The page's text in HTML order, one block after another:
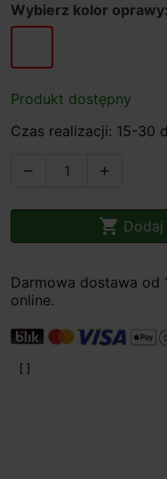
Wybierz kolor oprawy:
biały
Produkt dostępny
Czas realizacji: 15-30
 

Darmowa dostawa od
online.